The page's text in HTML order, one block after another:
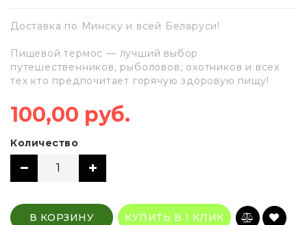
Доставка по Минску и всей Беларуси!
Пищевой термос — лучший выбор
путешественников, рыболовов, охотников и всех
тех кто предпочитает горячую здоровую пищу!
100,00 руб.
Количество
В КОРЗИНУ КУПИТЬ В 1 КЛИК